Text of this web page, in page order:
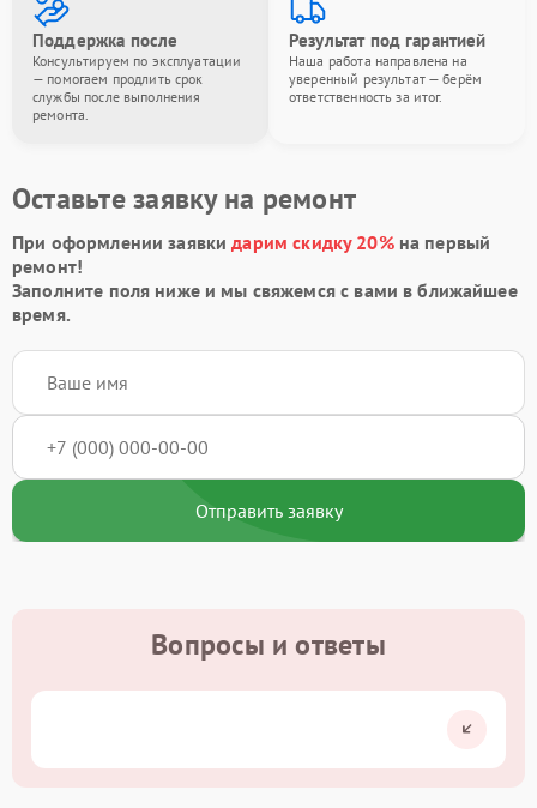
Поддержка после
Консультируем по эксплуатации
— помогаем продлить срок
службы после выполнения
ремонта.
Результат под гарантией
Наша работа направлена на
уверенный результат — берём
ответственность за итог.
Оставьте заявку на ремонт
При оформлении заявкидарим скидку 20%на первый
ремонт!
Заполните поля ниже и мы свяжемся с вами в ближайшее
время.
Отправить заявку
Вопросы и ответы